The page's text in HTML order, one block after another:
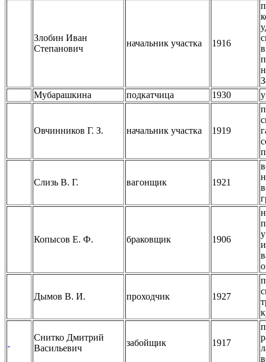
Злобин Иван
Степанович
начальник участка 1916
Мубарашкина
подкатчица 1930
Овчинников Г. З. начальник участка 1919
Слизь В. Г. вагонщик 1921
Копысов Е. Ф. браковщик 1906
Дымов В. И. проходчик 1927
Снитко Дмитрий
Васильевич
забойщик 1917